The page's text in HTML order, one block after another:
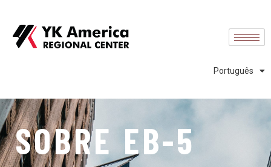
Português
English
中文 (中国)
Español
SOBRE EB-5